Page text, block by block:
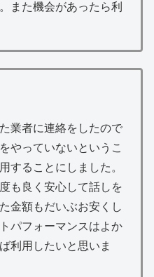
また機会があったら利
業者に連絡をしたので
やっていないというこ
することにしました。
も良く安心して話しを
金額もだいぶお安くし
パフォーマンスはよか
利用したいと思いま